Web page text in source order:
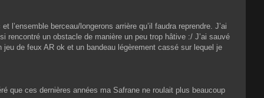
berceau/longerons arrière qu’il faudra reprendre. J’ai
rencontré un obstacle de manière un peu trop hâtive :/ J’ai sauvé
de feux AR ok et un bandeau légèrement cassé sur lequel je
que ces dernières années ma Safrane ne roulait plus beaucoup